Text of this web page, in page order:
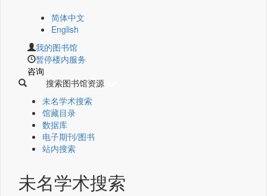
简体中文
English
我的图书馆
暂停楼内服务
咨询
搜索图书馆资源
未名学术搜索
馆藏目录
数据库
电子期刊/图书
站内搜索
未名学术搜索